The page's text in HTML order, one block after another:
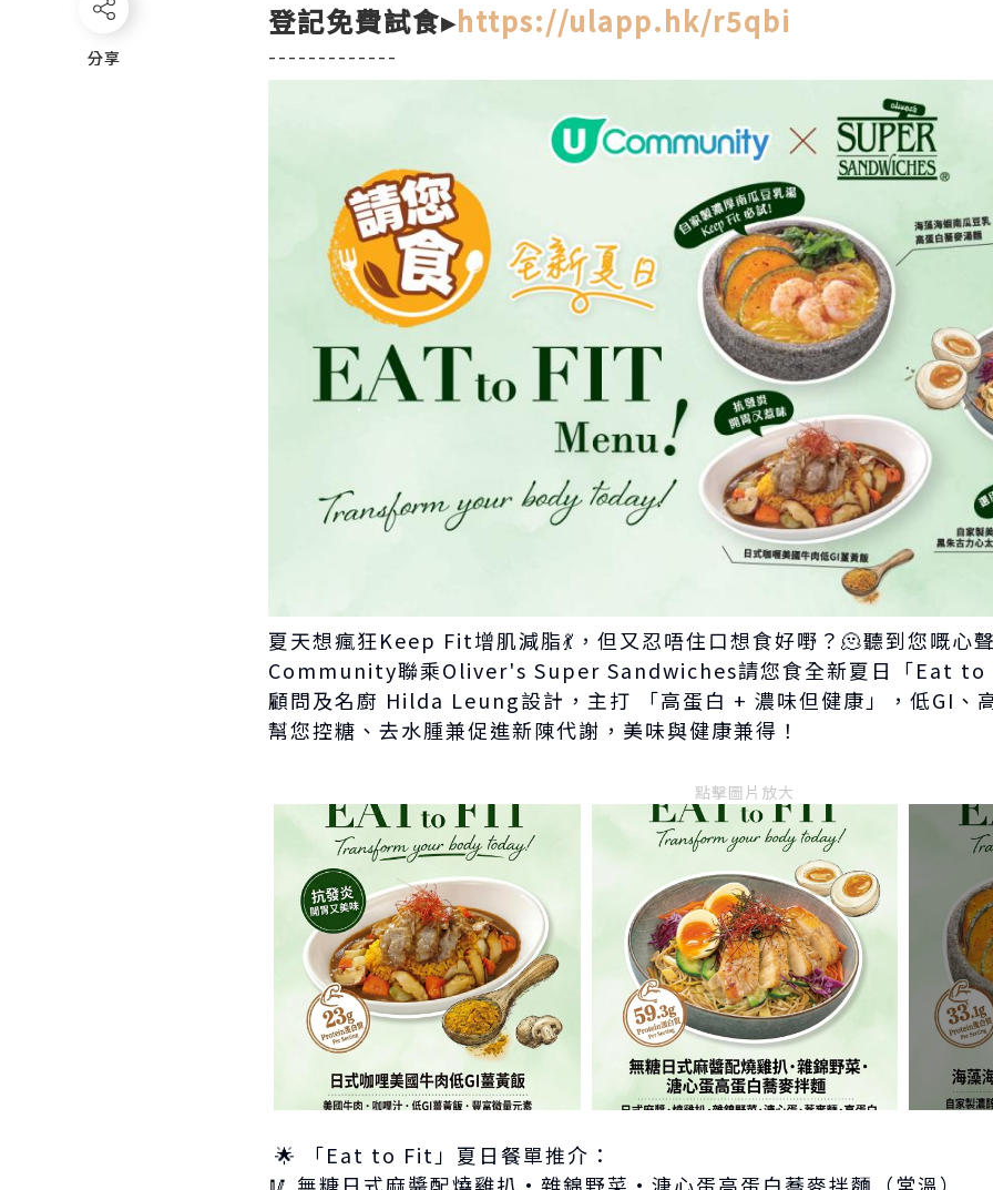
分享
登記免費試食▸https://ulapp.hk/r5qbi
-------------
夏天想瘋狂Keep Fit增肌減脂💃，但又忍唔住口想食好嘢？🫠聽到您嘅心
Community聯乘Oliver's Super Sandwiches請您食全新夏日「Eat to
顧問及名廚 Hilda Leung設計，主打 「高蛋白 + 濃味但健康」，低GI、
幫您控糖、去水腫兼促進新陳代謝，美味與健康兼得！
點擊圖片放大
🌟 「Eat to Fit」夏日餐單推介：
分享